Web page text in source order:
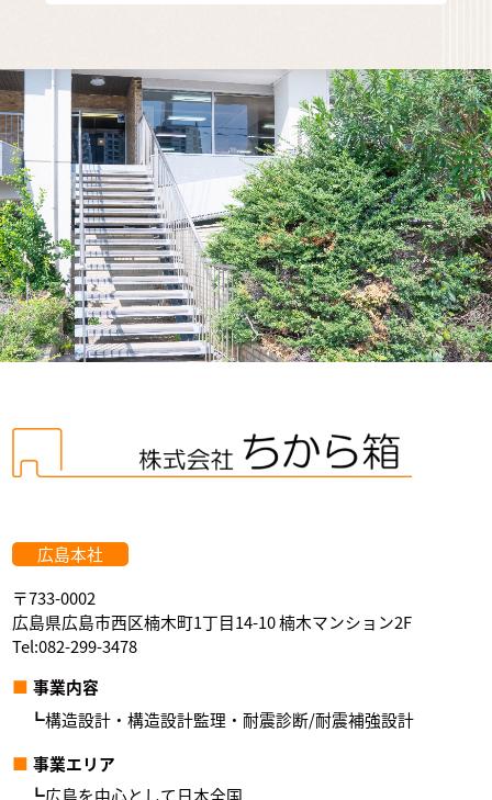
広島本社
〒733-0002
広島県広島市西区楠木町1丁目14-10 楠木マンション2F
Tel:082-299-3478
事業内容
構造設計・構造設計監理・耐震診断/耐震補強設計
事業エリア